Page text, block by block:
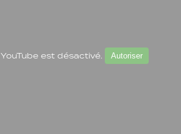
YouTube est désactivé. Autoriser